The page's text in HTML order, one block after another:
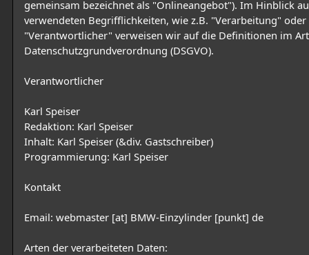
gemeinsam bezeichnet als "Onlineangebot"). Im Hinblick
verwendeten Begrifflichkeiten, wie z.B. "Verarbeitung" oder
"Verantwortlicher" verweisen wir auf die Definitionen im
Datenschutzgrundverordnung (DSGVO).
Verantwortlicher
Karl Speiser
Redaktion: Karl Speiser
Inhalt: Karl Speiser (&div. Gastschreiber)
Programmierung: Karl Speiser
Kontakt
Email: webmaster [at] BMW-Einzylinder [punkt] de
Arten der verarbeiteten Daten: